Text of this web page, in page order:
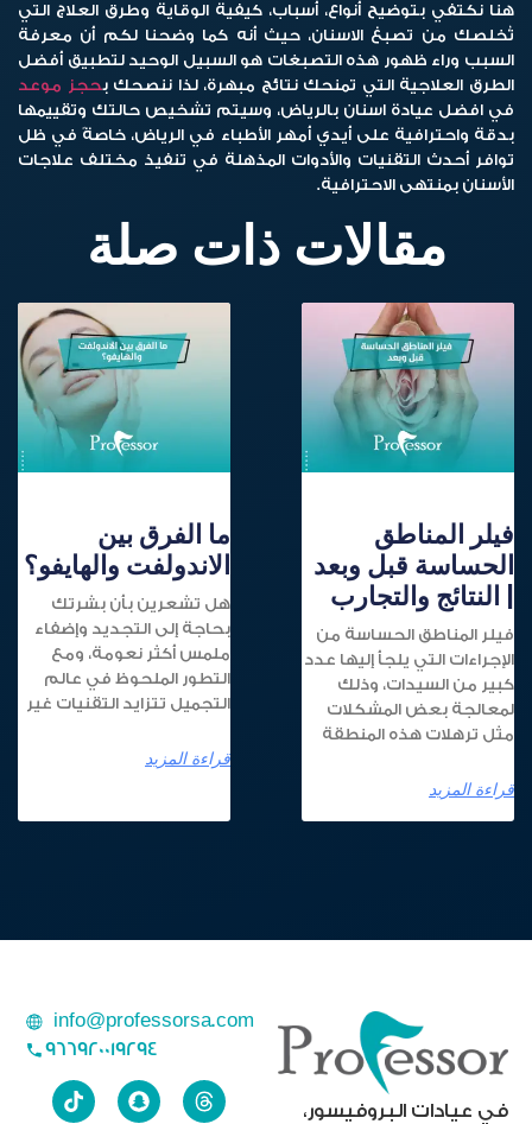
هنا نكتفي بتوضيح أنواع، أسباب، كيفية الوقاية وطرق العلاج التي
تُخلصك من تصبغ الاسنان، حيث أنه كما وضحنا لكم أن معرفة
السبب وراء ظهور هذه التصبغات هو السبيل الوحيد لتطبيق أفضل
الطرق العلاجية التي تمنحك نتائج مبهرة، لذا ننصحك بحجز موعد
في افضل عيادة اسنان بالرياض، وسيتم تشخيص حالتك وتقييمها
بدقة واحترافية على أيدي أمهر الأطباء في الرياض، خاصةً في ظل
توافر أحدث التقنيات والأدوات المذهلة في تنفيذ مختلف علاجات
الأسنان بمنتهى الاحترافية.
مقالات ذات صلة
فيلر المناطق
الحساسة قبل وبعد
| النتائج والتجارب
فيلر المناطق الحساسة من
الإجراءات التي يلجأ إليها عدد
كبير من السيدات، وذلك
لمعالجة بعض المشكلات
مثل ترهلات هذه المنطقة
قراءة المزيد
ما الفرق بين
الاندولفت والهايفو؟
هل تشعرين بأن بشرتك
بحاجة إلى التجديد وإضفاء
ملمس أكثر نعومة، ومع
التطور الملحوظ في عالم
التجميل تتزايد التقنيات غير
قراءة المزيد
في عيادات البروفيسور،
info@professorsa.com
966920019294